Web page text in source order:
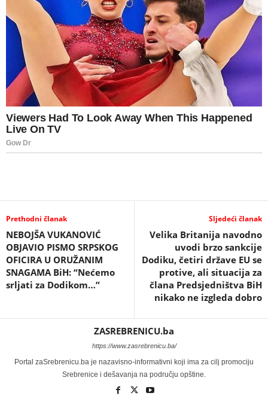
Prethodni članak
NEBOJŠA VUKANOVIĆ
OBJAVIO PISMO SRPSKOG
OFICIRA U ORUŽANIM
SNAGAMA BiH: “Nećemo
srljati za Dodikom…”
Sljedeći članak
Velika Britanija navodno
uvodi brzo sankcije
Dodiku, četiri države EU se
protive, ali situacija za
člana Predsjedništva BiH
nikako ne izgleda dobro
ZASREBRENICU.ba
https://www.zasrebrenicu.ba/
Portal zaSrebrenicu.ba je nazavisno-informativni koji ima za cilj promociju
Srebrenice i dešavanja na području opštine.